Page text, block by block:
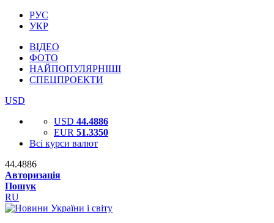
РУС
УКР
ВІДЕО
ФОТО
НАЙПОПУЛЯРНІШІ
СПЕЦПРОЕКТИ
USD
USD 44.4886
EUR 51.3350
Всі курси валют
44.4886
Авторизація
Пошук
RU